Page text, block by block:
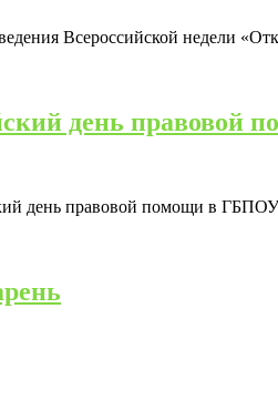
Всероссийской недели
день правовой
день правовой помощи в